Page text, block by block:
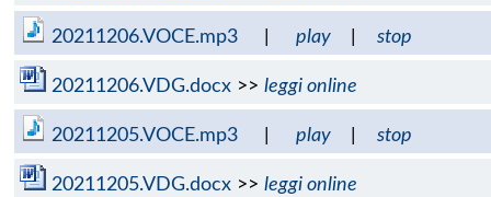
20211206.VOCE.mp3 play stop
20211206.VDG.docx >> leggi online
20211205.VOCE.mp3 play stop
20211205.VDG.docx >> leggi online